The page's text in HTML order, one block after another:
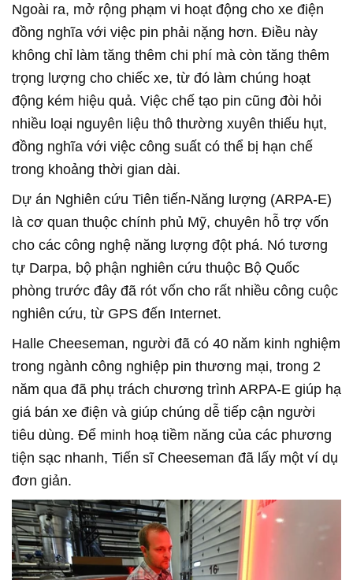
Ngoài ra, mở rộng phạm vi hoạt động cho xe điện
đồng nghĩa với việc pin phải nặng hơn. Điều này
không chỉ làm tăng thêm chi phí mà còn tăng thêm
trọng lượng cho chiếc xe, từ đó làm chúng hoạt
động kém hiệu quả. Việc chế tạo pin cũng đòi hỏi
nhiều loại nguyên liệu thô thường xuyên thiếu hụt,
đồng nghĩa với việc công suất có thể bị hạn chế
trong khoảng thời gian dài.
Dự án Nghiên cứu Tiên tiến-Năng lượng (ARPA-E)
là cơ quan thuộc chính phủ Mỹ, chuyên hỗ trợ vốn
cho các công nghệ năng lượng đột phá. Nó tương
tự Darpa, bộ phận nghiên cứu thuộc Bộ Quốc
phòng trước đây đã rót vốn cho rất nhiều công cuộc
nghiên cứu, từ GPS đến Internet.
Halle Cheeseman, người đã có 40 năm kinh nghiệm
trong ngành công nghiệp pin thương mại, trong 2
năm qua đã phụ trách chương trình ARPA-E giúp hạ
giá bán xe điện và giúp chúng dễ tiếp cận người
tiêu dùng. Để minh hoạ tiềm năng của các phương
tiện sạc nhanh, Tiến sĩ Cheeseman đã lấy một ví dụ
đơn giản.